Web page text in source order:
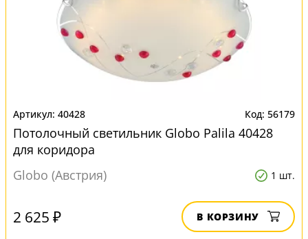
40428 56179
Потолочный светильник Globo Palila 40428
для коридора
Globo (Австрия)
1 шт.
2 625 ₽ В КОРЗИНУ